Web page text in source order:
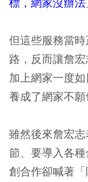
但這些服務當
路，反而讓詹
加上網家一度
養成了網家不願
雖然後來詹宏
節、要導入各
創合作卻喊著